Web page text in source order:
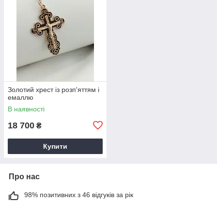
Золотий хрест із розп'яттям і
емаллю
В наявності
18 700 ₴
Купити
Про нас
98% позитивних з 46 відгуків за рік